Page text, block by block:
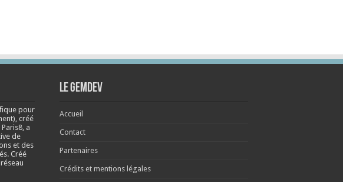
pour
créé
a
de
et des
Créé
Le Gemdev
Accueil
Contact
Partenaires
Crédits et mentions légales